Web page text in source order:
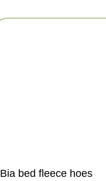
Bia bed fleece hoes